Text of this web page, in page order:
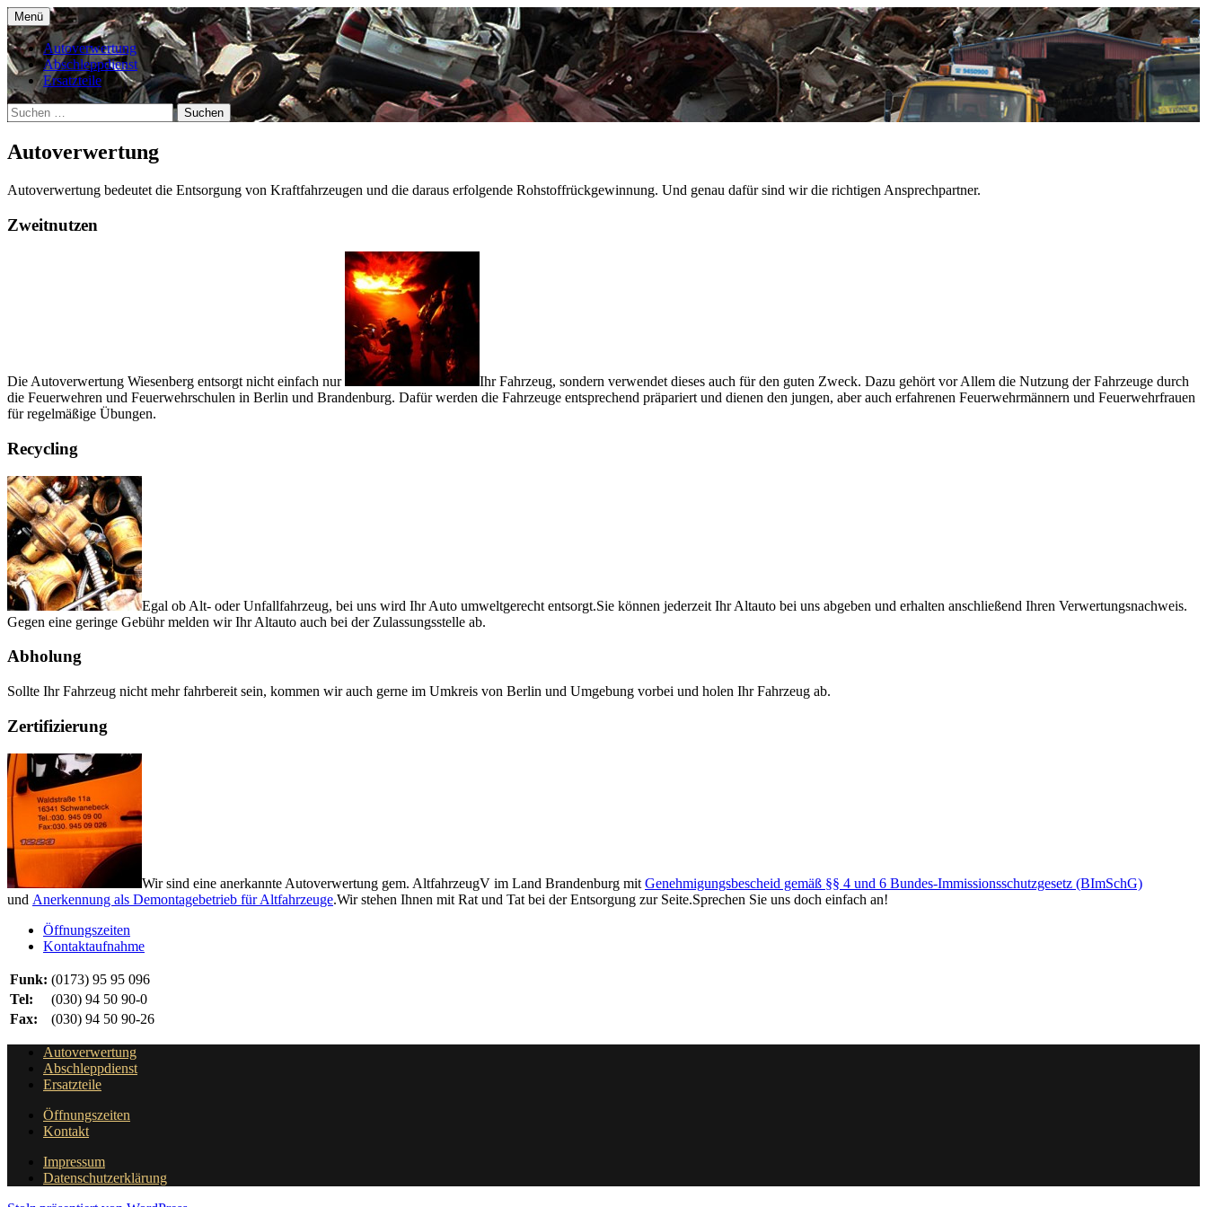
Zum
Inhalt
springen
Autoverwertung Wiesenberg – Panketal
Autoverwertung Wiesenberg in Panketal (Schwanebeck)
Menü
Autoverwertung
Abschleppdienst
Ersatzteile
Suchen
nach:
Autoverwertung
Autoverwertung bedeutet die Entsorgung von Kraftfahrzeugen und die daraus erfolgende Rohstoffrückgewinnung. Und genau dafür sind wir die richtigen Ansprechpartner.
Zweitnutzen
Die Autoverwertung Wiesenberg entsorgt nicht einfach nur
Ihr Fahrzeug, sondern verwendet dieses auch für den guten Zweck. Dazu gehört vor Allem die Nutzung der Fahrzeuge durch
die Feuerwehren und Feuerwehrschulen in Berlin und Brandenburg. Dafür werden die Fahrzeuge entsprechend präpariert und dienen den jungen, aber auch erfahrenen Feuerwehrmännern und Feuerwehrfrauen
für regelmäßige Übungen.
Recycling
Egal ob Alt- oder Unfallfahrzeug, bei uns wird Ihr Auto umweltgerecht entsorgt.Sie können jederzeit Ihr Altauto bei uns abgeben und erhalten anschließend Ihren Verwertungsnachweis.
Gegen eine geringe Gebühr melden wir Ihr Altauto auch bei der Zulassungsstelle ab.
Abholung
Sollte Ihr Fahrzeug nicht mehr fahrbereit sein, kommen wir auch gerne im Umkreis von Berlin und Umgebung vorbei und holen Ihr Fahrzeug ab.
Zertifizierung
Wir sind eine anerkannte Autoverwertung gem. AltfahrzeugV im Land Brandenburg mit Genehmigungsbescheid gemäß §§ 4 und 6 Bundes-Immissionsschutzgesetz (BImSchG)
und Anerkennung als Demontagebetrieb für Altfahrzeuge.Wir stehen Ihnen mit Rat und Tat bei der Entsorgung zur Seite.Sprechen Sie uns doch einfach an!
Öffnungszeiten
Kontaktaufnahme
Funk: (0173) 95 95 096
Tel:
(030) 94 50 90-0
Fax:
(030) 94 50 90-26
Autoverwertung
Abschleppdienst
Ersatzteile
Öffnungszeiten
Kontakt
Impressum
Datenschutzerklärung